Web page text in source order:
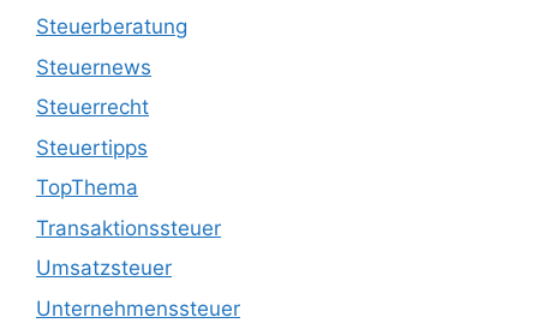
Steuerberatung
Steuernews
Steuerrecht
Steuertipps
TopThema
Transaktionssteuer
Umsatzsteuer
Unternehmenssteuer